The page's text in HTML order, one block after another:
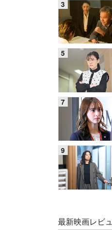
最新映画レビ